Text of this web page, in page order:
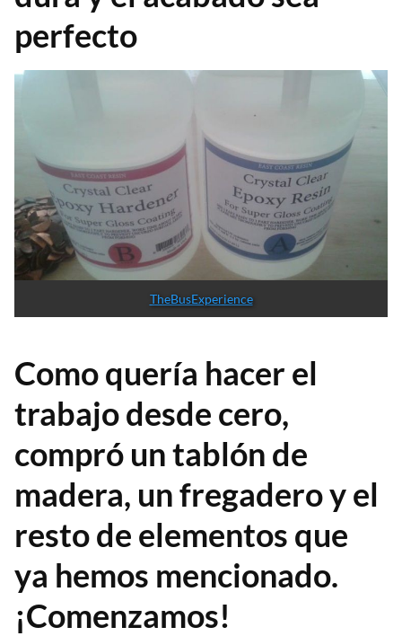
perfecto
TheBusExperience
Como quería hacer el
trabajo desde cero,
compró un tablón de
madera, un fregadero y el
resto de elementos que
ya hemos mencionado.
¡Comenzamos!